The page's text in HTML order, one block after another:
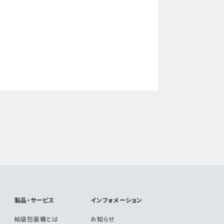
製品・サービス
給袋包装機とは
インフォメーション
お知らせ